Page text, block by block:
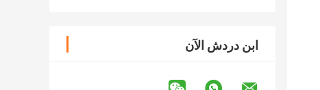
ابن دردش الآن